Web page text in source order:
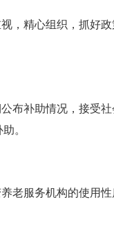
，精心组织，抓好
布补助情况，接受
。
老服务机构的使用